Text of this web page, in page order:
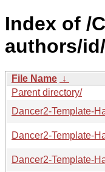
Index of /
authors/
File Name ↓
Parent directory/
Dancer2-Template-
Dancer2-Template-
Dancer2-Template-